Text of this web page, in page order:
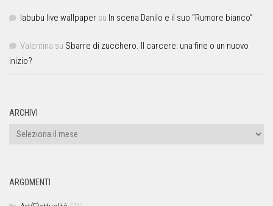
labubu live wallpaper su In scena Danilo e il suo “Rumore bianco”
Valentina su Sbarre di zucchero. Il carcere: una fine o un nuovo
inizio?
ARCHIVI
ARGOMENTI